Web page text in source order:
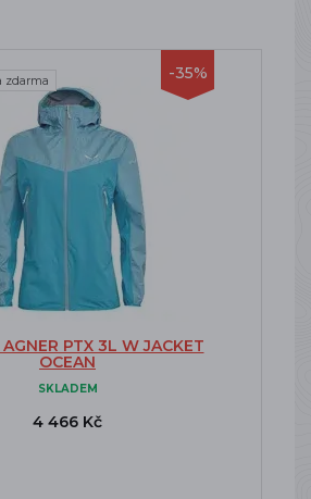
-35%
zdarma
PTX 3L W JACKET
OCEAN
SKLADEM
4 466 Kč